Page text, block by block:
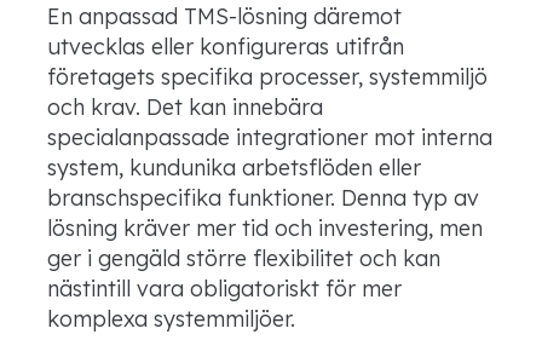
En anpassad TMS-lösning däremot
utvecklas eller konfigureras utifrån
företagets specifika processer, systemmiljö
och krav. Det kan innebära
specialanpassade integrationer mot interna
system, kundunika arbetsflöden eller
branschspecifika funktioner. Denna typ av
lösning kräver mer tid och investering, men
ger i gengäld större flexibilitet och kan
nästintill vara obligatoriskt för mer
komplexa systemmiljöer.